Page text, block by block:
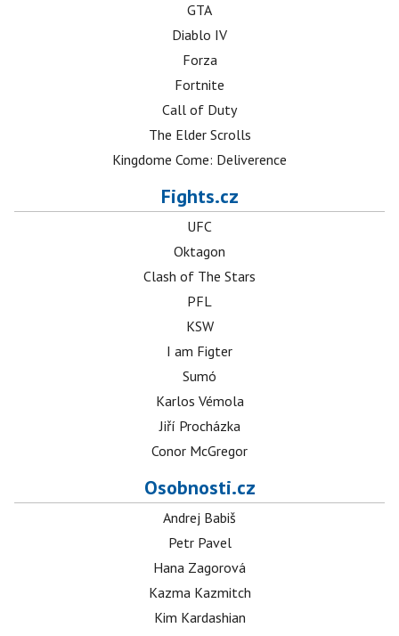
GTA
Diablo IV
Forza
Fortnite
Call of Duty
The Elder Scrolls
Kingdome Come: Deliverence
Fights.cz
UFC
Oktagon
Clash of The Stars
PFL
KSW
I am Figter
Sumó
Karlos Vémola
Jiří Procházka
Conor McGregor
Osobnosti.cz
Andrej Babiš
Petr Pavel
Hana Zagorová
Kazma Kazmitch
Kim Kardashian